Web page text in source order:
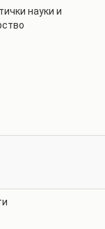
науки и